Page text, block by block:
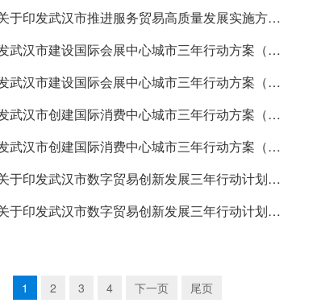
【部门】《市人民政府办公厅关于印发武汉市推进服务贸易高质量发展实施方案的通知》政策解读
【部门】《市人民政府关于印发武汉市建设国际会展中心城市三年行动方案（2025—2027年）的通知》政策解读
【图解】《市人民政府关于印发武汉市建设国际会展中心城市三年行动方案（2025—2027年）的通知》政策解读
【图解】《市人民政府关于印发武汉市创建国际消费中心城市三年行动方案（2025—2027年）的通知》政策解读
【部门】《市人民政府关于印发武汉市创建国际消费中心城市三年行动方案（2025—2027年）的通知》政策解读
【图解】《市人民政府办公厅关于印发武汉市数字贸易创新发展三年行动计划（2025—2027年）的通知》政策解读
【部门】《市人民政府办公厅关于印发武汉市数字贸易创新发展三年行动计划（2025—2027年）的通知》政策解读
1 2 3 4 下一页 尾页